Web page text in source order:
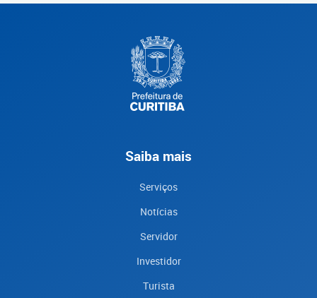
Saiba mais
Serviços
Notícias
Servidor
Investidor
Turista